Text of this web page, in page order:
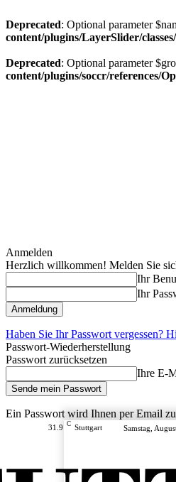
Deprecated: Optional parameter
content/plugins/LayerSlider/
Deprecated: Optional parameter
content/plugins/soccr/references/
Anmelden
Herzlich willkommen! Melden Sie
Ihr
Ihr
Haben Sie Ihr Passwort vergessen?
Passwort-Wiederherstellung
Passwort zurücksetzen
Ihre E-
Ein Passwort wird Ihnen per Email
31.9 C Stuttgart Samstag,